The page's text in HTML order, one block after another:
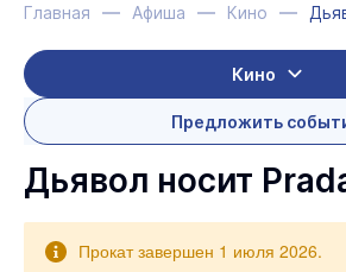
Главная Афиша Кино
Кино
Предложить
Дьявол носит
Прокат завершен 1 июля 2026.